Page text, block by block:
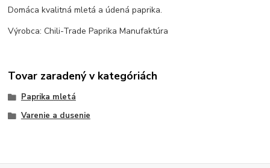
Domáca kvalitná mletá a údená paprika.
Výrobca: Chili-Trade Paprika Manufaktúra
Tovar zaradený v kategóriách
Paprika mletá
Varenie a dusenie